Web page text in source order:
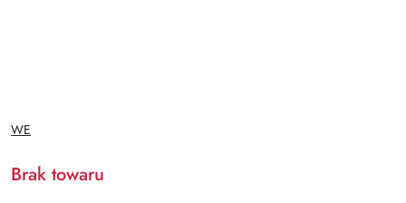
NAZWA
PRODUCENTA:
WE
Brak towaru